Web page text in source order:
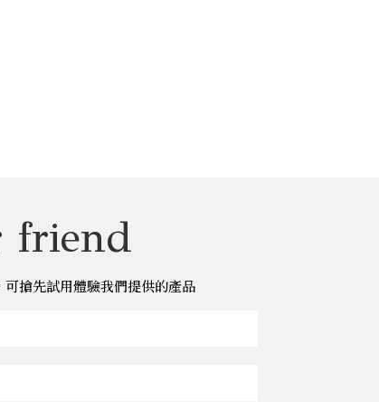
friend
搶先試用體驗我們提供的產品